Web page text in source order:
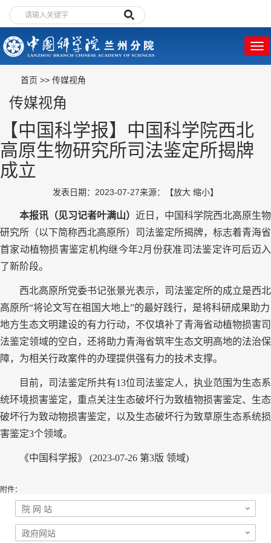
首页 >> 传媒视角
传媒视角
【中国科学报】中国科学院西北
高原生物研究所司法鉴定所揭牌
成立
发表日期：2023-07-27来源： 【放大 缩小】
本报讯（见习记者叶满山） 近日，中国科学院西北高原生物
研究所（以下简称西北高原所）司法鉴定所揭牌，标志着青海省
首家动植物损害鉴定机构继今年2月份获准司法鉴定许可后迈入
了新阶段。
西北高原所党委书记张景光表示，司法鉴定所的成立是西北
高原所“将论文写在祖国大地上”的最好践行，是将科研成果助力
地方生态文明建设的有力行动，不仅填补了青海省动植物损害司
法鉴定领域的空白，还将助力青海省筑牢生态文明高地的法治保
障，为相关行政案件的办理提供强有力的技术支撑。
目前，司法鉴定所共有13位司法鉴定人，执业范围为生态系
统环境损害鉴定，重点关注生态破坏行为致植物损害鉴定、生态
破坏行为致动物损害鉴定，以及生态破坏行为致草原生态系统损
害鉴定3个领域。
《中国科学报》 (2023-07-26 第3版 领域)
附件：